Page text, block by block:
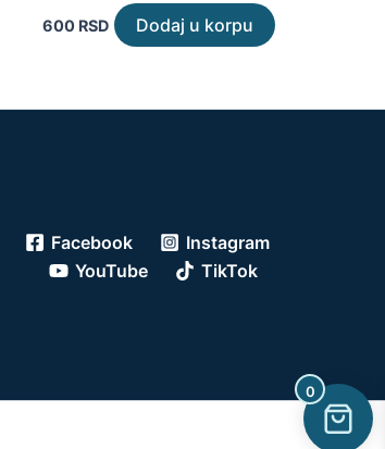
600 RSD Dodaj u korpu
Facebook
Instagram
YouTube
TikTok
0